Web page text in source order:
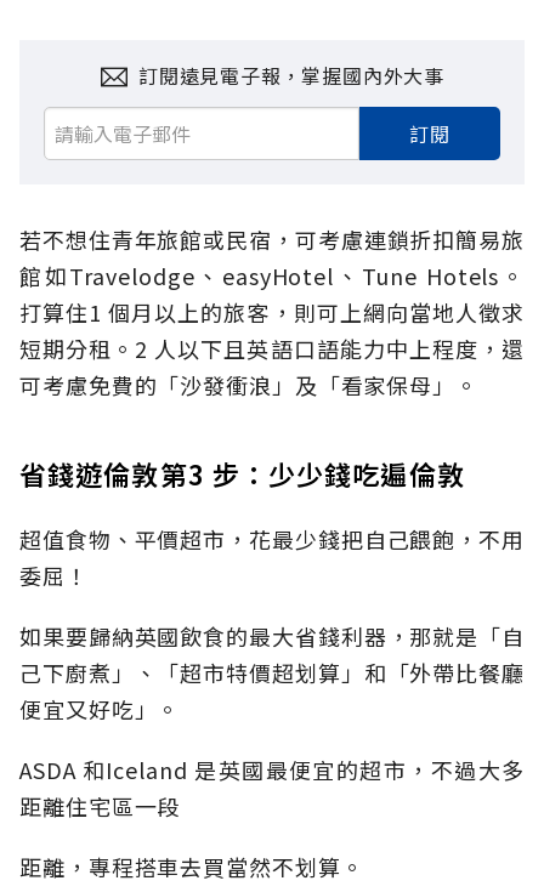
訂閱遠見電子報，掌握國內外大事
訂閱
若不想住青年旅館或民宿，可考慮連鎖折扣簡易旅
館如Travelodge、easyHotel、Tune Hotels。
打算住1 個月以上的旅客，則可上網向當地人徵求
短期分租。2 人以下且英語口語能力中上程度，還
可考慮免費的「沙發衝浪」及「看家保母」。
省錢遊倫敦第3 步：少少錢吃遍倫敦
超值食物、平價超市，花最少錢把自己餵飽，不用
委屈！
如果要歸納英國飲食的最大省錢利器，那就是「自
己下廚煮」、「超市特價超划算」和「外帶比餐廳
便宜又好吃」。
ASDA 和Iceland 是英國最便宜的超市，不過大多
距離住宅區一段
距離，專程搭車去買當然不划算。